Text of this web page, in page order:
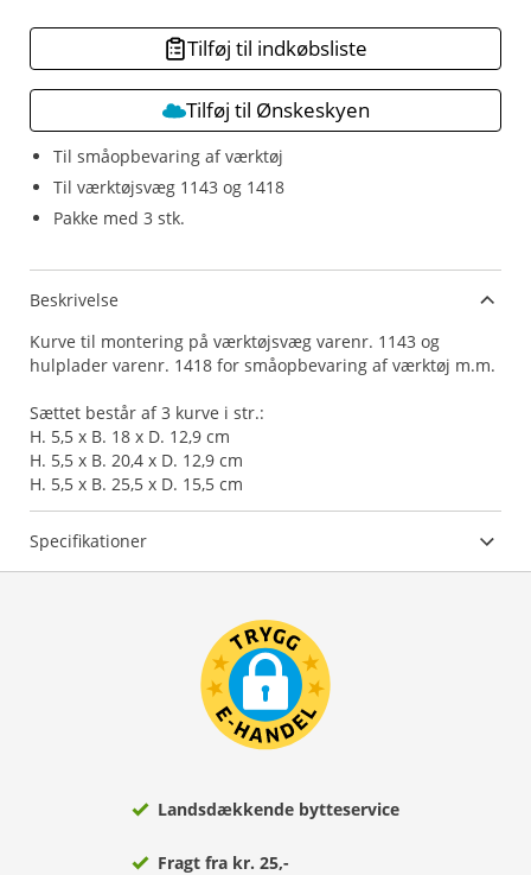
Til småopbevaring af værktøj
Til værktøjsvæg 1143 og 1418
Pakke med 3 stk.
Tilføj til indkøbsliste
Tilføj til Ønskeskyen
Beskrivelse
Kurve til montering på værktøjsvæg varenr. 1143 og
hulplader varenr. 1418 for småopbevaring af værktøj m.m.
Sættet består af 3 kurve i str.:
H. 5,5 x B. 18 x D. 12,9 cm
H. 5,5 x B. 20,4 x D. 12,9 cm
H. 5,5 x B. 25,5 x D. 15,5 cm
Specifikationer
Landsdækkende bytteservice
Fragt fra kr. 25,-